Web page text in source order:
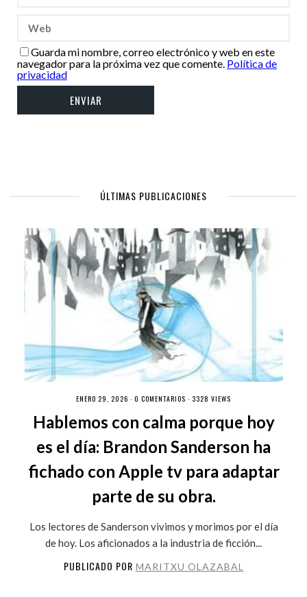
Guarda mi nombre, correo electrónico y web en este
navegador para la próxima vez que comente. Política de
privacidad
ÚLTIMAS PUBLICACIONES
ENERO 29, 2026 · 0 COMENTARIOS · 3328 VIEWS
Hablemos con calma porque hoy
es el día: Brandon Sanderson ha
fichado con Apple tv para adaptar
parte de su obra.
Los lectores de Sanderson vivimos y morimos por el día
de hoy. Los aficionados a la industria de ficción...
PUBLICADO POR MARITXU OLAZABAL